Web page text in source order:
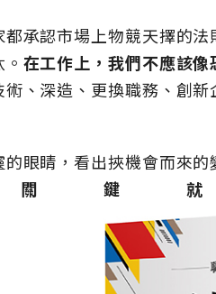
承認市場上物競天擇的
在工作上，我們不應該像
術、深造、更換職務、創
的眼睛，看出挾機會而來
關鍵